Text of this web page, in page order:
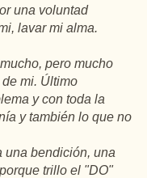
una voluntad
lavar mi alma.
pero mucho
mi. Último
y con toda la
y también lo que no
una bendición, una
trillo el "DO"